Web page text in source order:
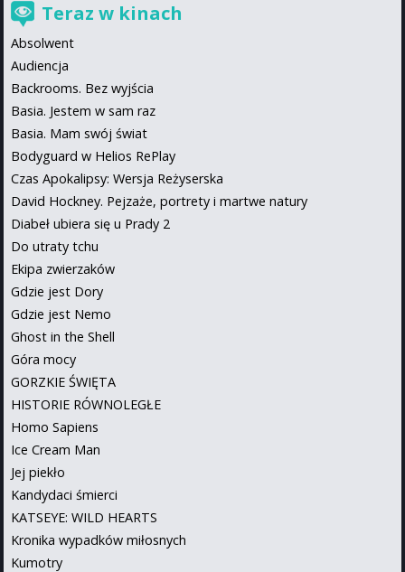
Teraz w kinach
Absolwent
Audiencja
Backrooms. Bez wyjścia
Basia. Jestem w sam raz
Basia. Mam swój świat
Bodyguard w Helios RePlay
Czas Apokalipsy: Wersja Reżyserska
David Hockney. Pejzaże, portrety i martwe natury
Diabeł ubiera się u Prady 2
Do utraty tchu
Ekipa zwierzaków
Gdzie jest Dory
Gdzie jest Nemo
Ghost in the Shell
Góra mocy
GORZKIE ŚWIĘTA
HISTORIE RÓWNOLEGŁE
Homo Sapiens
Ice Cream Man
Jej piekło
Kandydaci śmierci
KATSEYE: WILD HEARTS
Kronika wypadków miłosnych
Kumotry